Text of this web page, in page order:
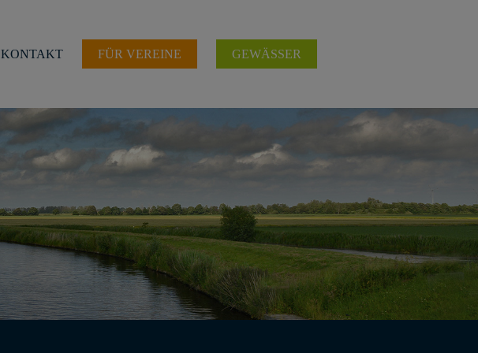
KONTAKT FÜR VEREINE GEWÄSSER